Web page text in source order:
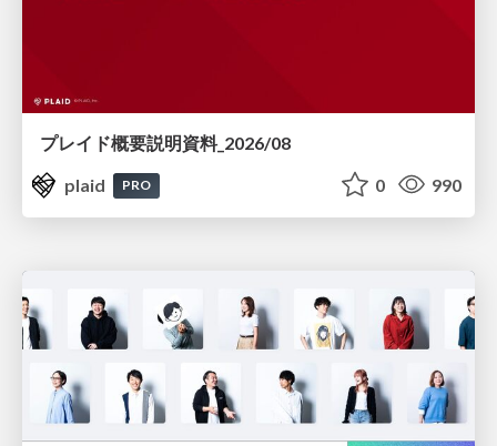
プレイド概要説明資料_2026/08
plaid
PRO 0 990